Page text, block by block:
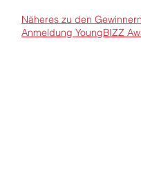
Näheres zu den
Anmeldung YoungBIZZ